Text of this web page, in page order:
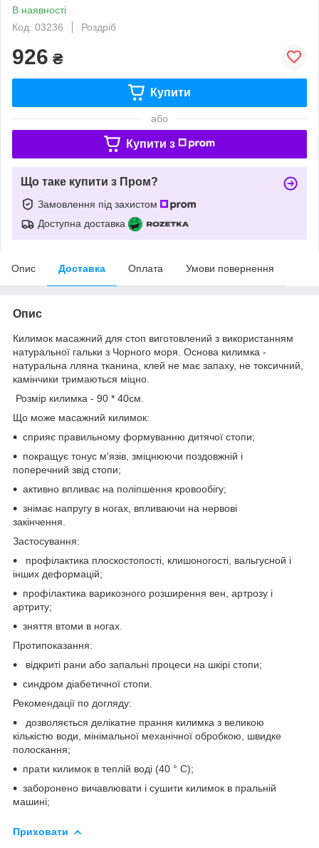
В наявності
Код: 03236
Роздріб
926 ₴
Купити
або
Купити з
Що таке купити з Пром?
Замовлення під захистом
Доступна доставка
Опис Доставка Оплата Умови повернення
Опис
Килимок масажний для стоп виготовлений з використанням
натуральної гальки з Чорного моря. Основа килимка -
натуральна лляна тканина, клей не має запаху, не токсичний,
камінчики тримаються міцно.
Розмір килимка - 90 * 40см.
Що може масажний килимок:
сприяє правильному формуванню дитячої стопи;
покращує тонус м'язів, зміцнюючи поздовжній і
поперечний звід стопи;
активно впливає на поліпшення кровообігу;
знімає напругу в ногах, впливаючи на нервові
закінчення.
Застосування:
профілактика плоскостопості, клишоногості, вальгусной і
інших деформацій;
профілактика варикозного розширення вен, артрозу і
артриту;
зняття втоми в ногах.
Протипоказання:
відкриті рани або запальні процеси на шкірі стопи;
синдром діабетичної стопи.
Рекомендації по догляду:
дозволяється делікатне прання килимка з великою
кількістю води, мінімальної механічної обробкою, швидке
полоскання;
прати килимок в теплій воді (40 ° С);
заборонено вичавлювати і сушити килимок в пральній
машині;
Приховати